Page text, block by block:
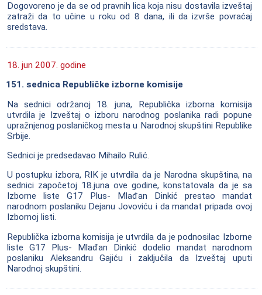
Dogovoreno je da se od pravnih lica koja nisu dostavila izveštaj
zatraži da to učine u roku od 8 dana, ili da izvrše povraćaj
sredstava.
18. jun 2007. godine
151. sednica Republičke izborne komisije
Na sednici održanoj 18. juna, Republička izborna komisija
utvrdila je Izveštaj o izboru narodnog poslanika radi popune
upražnjenog poslaničkog mesta u Narodnoj skupštini Republike
Srbije.
Sednici je predsedavao Mihailo Rulić.
U postupku izbora, RIK je utvrdila da je Narodna skupština, na
sednici započetoj 18.juna ove godine, konstatovala da je sa
Izborne liste G17 Plus- Mlađan Dinkić prestao mandat
narodnom poslaniku Dejanu Jovoviću i da mandat pripada ovoj
Izbornoj listi.
Republička izborna komisija je utvrdila da je podnosilac Izborne
liste G17 Plus- Mlađan Dinkić dodelio mandat narodnom
poslaniku Aleksandru Gajiću i zaključila da Izveštaj uputi
Narodnoj skupštini.